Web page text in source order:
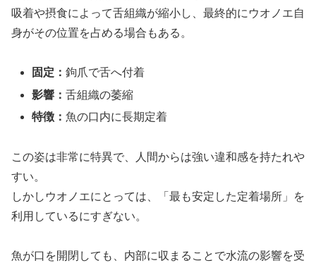
吸着や摂食によって舌組織が縮小し、最終的にウオノエ自
身がその位置を占める場合もある。
固定：鉤爪で舌へ付着
影響：舌組織の萎縮
特徴：魚の口内に長期定着
この姿は非常に特異で、人間からは強い違和感を持たれや
すい。
しかしウオノエにとっては、「最も安定した定着場所」を
利用しているにすぎない。
魚が口を開閉しても、内部に収まることで水流の影響を受